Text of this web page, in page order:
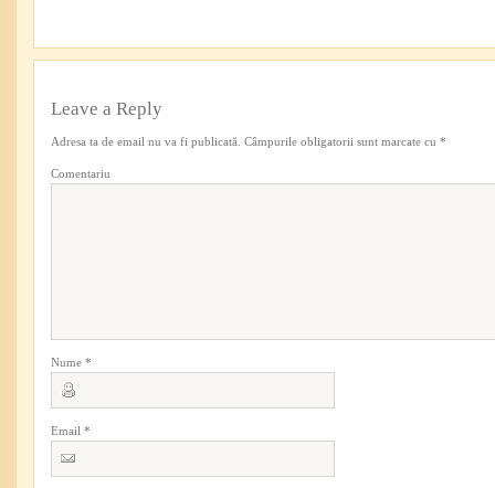
Leave a Reply
Adresa ta de email nu va fi publicată. Câmpurile obligatorii sunt marcate cu *
Comentariu
Nume *
Email *